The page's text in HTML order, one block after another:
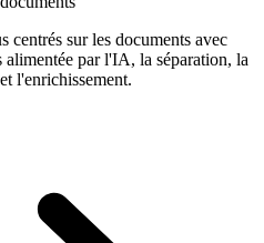
centrés sur les documents avec
alimentée par l'IA, la séparation, la
l'enrichissement.